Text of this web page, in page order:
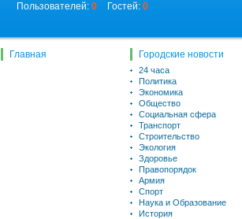
Пользователей: 0 Гостей: 0
Главная Городские новости
24 часа
Политика
Экономика
Общество
Социальная сфера
Транспорт
Строительство
Экология
Здоровье
Правопорядок
Армия
Спорт
Наука и Образование
История